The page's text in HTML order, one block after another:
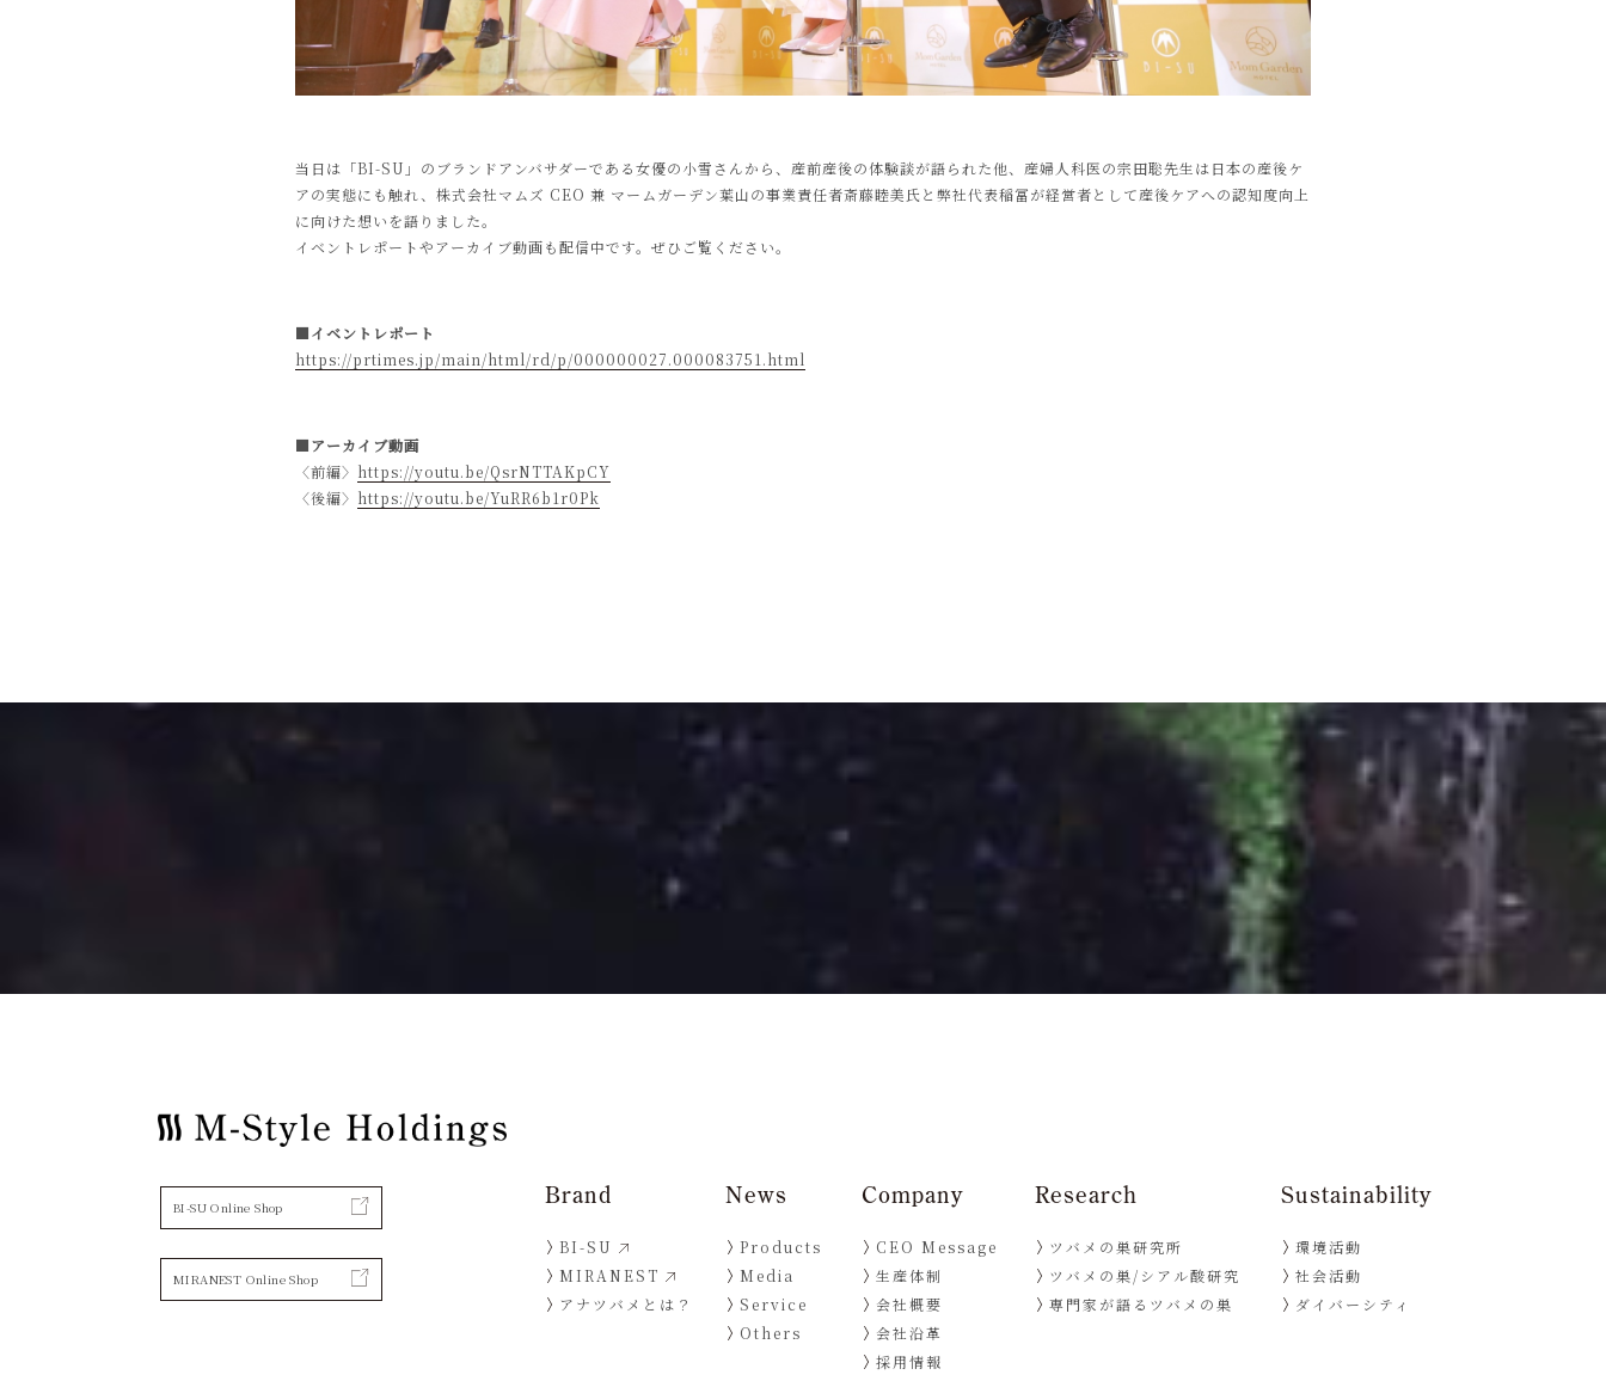
当日は「BI-SU」のブランドアンバサダーである女優の小雪さんから、産前産後の体験談が語られた他、産婦人科医の宗田聡先生は日本の産後ケ
アの実態にも触れ、株式会社マムズ CEO 兼 マームガーデン葉山の事業責任者斎藤睦美氏と弊社代表稲冨が経営者として産後ケアへの認知度向上
に向けた想いを語りました。
イベントレポートやアーカイブ動画も配信中です。ぜひご覧ください。
■イベントレポート
https://prtimes.jp/main/html/rd/p/000000027.000083751.html
■アーカイブ動画
〈前編〉 https://youtu.be/QsrNTTAKpCY
〈後編〉 https://youtu.be/YuRR6b1r0Pk
BI-SU Online Shop
MIRANEST Online Shop
Brand
BI-SU
MIRANEST
アナツバメとは？
News
Products
Media
Service
Others
Company
CEO Message
生産体制
会社概要
会社沿革
採用情報
Research
ツバメの巣研究所
ツバメの巣/シアル酸研究
専門家が語るツバメの巣
Sustainability
環境活動
社会活動
ダイバーシティ